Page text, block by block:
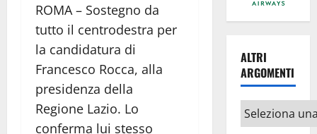
ROMA – Sostegno da
tutto il centrodestra per
la candidatura di
Francesco Rocca, alla
presidenza della
Regione Lazio. Lo
conferma lui stesso
ALTRI
ARGOMENTI
Altri
argomenti